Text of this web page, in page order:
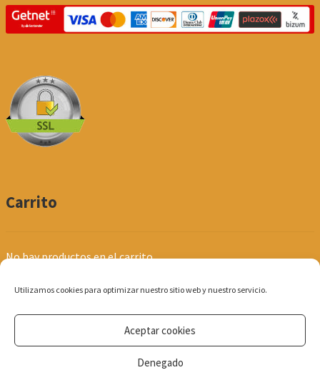
Utilizamos cookies para optimizar nuestro sitio web y nuestro servicio.
Aceptar cookies
Denegado
Carrito
No hay productos en el carrito.
© Produpel | Productos de Peluquería y Estética 2026